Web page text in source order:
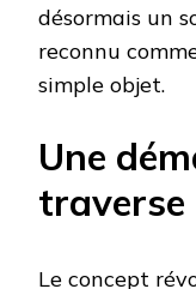
désormais un
reconnu
simple objet.
Une
traverse
Le concept